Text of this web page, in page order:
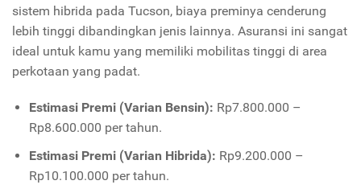
sistem hibrida pada Tucson, biaya preminya cenderung
lebih tinggi dibandingkan jenis lainnya. Asuransi ini sangat
ideal untuk kamu yang memiliki mobilitas tinggi di area
perkotaan yang padat.
Estimasi Premi (Varian Bensin): Rp7.800.000 –
Rp8.600.000 per tahun.
Estimasi Premi (Varian Hibrida): Rp9.200.000 –
Rp10.100.000 per tahun.